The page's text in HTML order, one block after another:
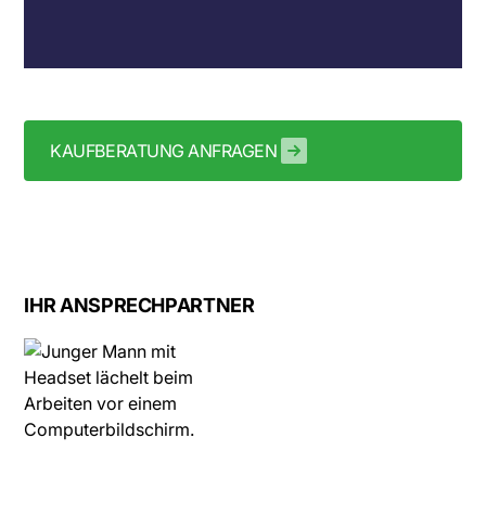
KAUFBERATUNG ANFRAGEN
IHR ANSPRECHPARTNER